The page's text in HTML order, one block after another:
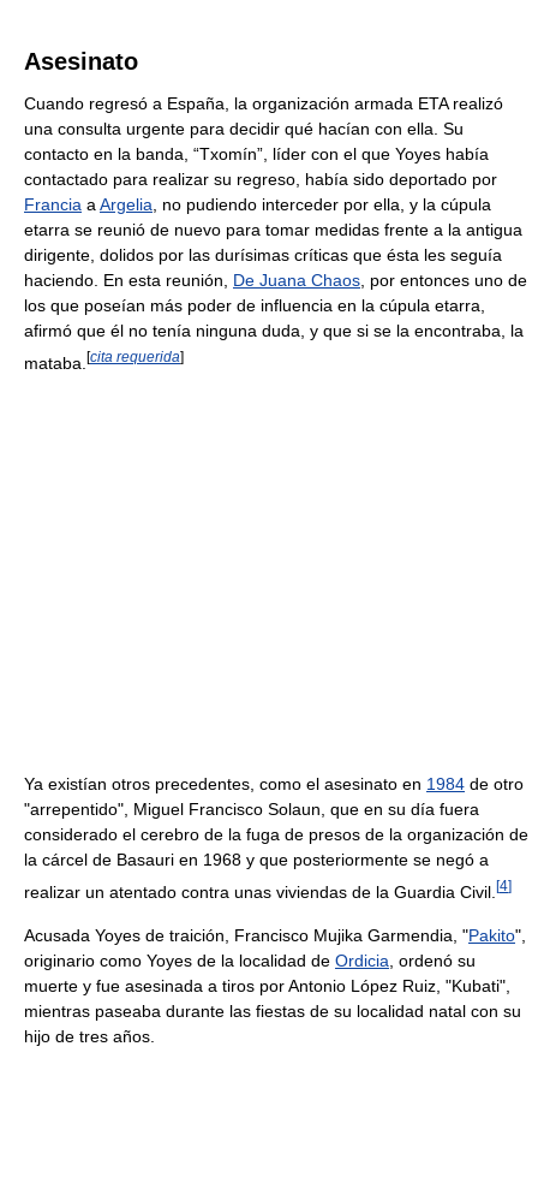
Asesinato
Cuando regresó a España, la organización armada ETA realizó
una consulta urgente para decidir qué hacían con ella. Su
contacto en la banda, “Txomín”, líder con el que Yoyes había
contactado para realizar su regreso, había sido deportado por
Francia a Argelia , no pudiendo interceder por ella, y la cúpula
etarra se reunió de nuevo para tomar medidas frente a la antigua
dirigente, dolidos por las durísimas críticas que ésta les seguía
haciendo. En esta reunión, De Juana Chaos , por entonces uno de
los que poseían más poder de influencia en la cúpula etarra,
afirmó que él no tenía ninguna duda, y que si se la encontraba, la
mataba. [cita requerida]
Ya existían otros precedentes, como el asesinato en 1984 de otro
"arrepentido", Miguel Francisco Solaun, que en su día fuera
considerado el cerebro de la fuga de presos de la organización de
la cárcel de Basauri en 1968 y que posteriormente se negó a
realizar un atentado contra unas viviendas de la Guardia Civil. [4]
Acusada Yoyes de traición, Francisco Mujika Garmendia, "Pakito",
originario como Yoyes de la localidad de Ordicia , ordenó su
muerte y fue asesinada a tiros por Antonio López Ruiz, "Kubati",
mientras paseaba durante las fiestas de su localidad natal con su
hijo de tres años.